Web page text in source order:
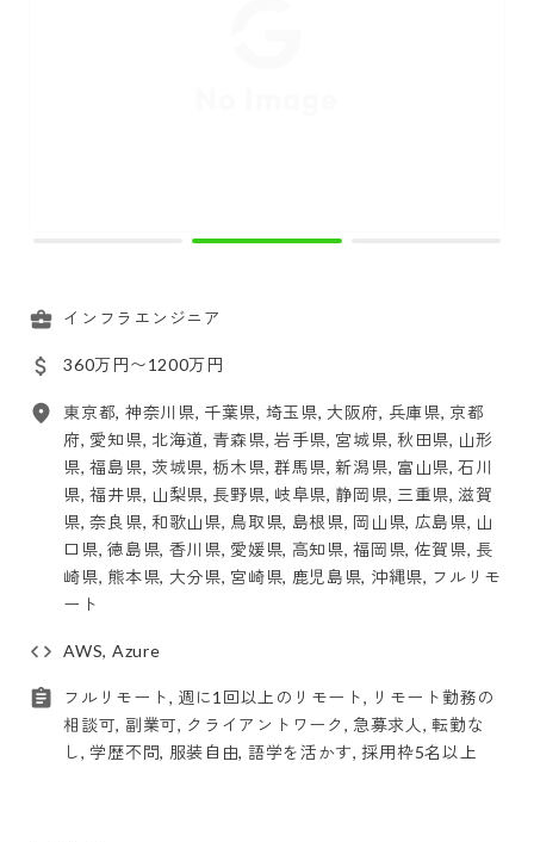
インフラエンジニア
360万円〜1200万円
東京都, 神奈川県, 千葉県, 埼玉県, 大阪府, 兵庫県, 京都
府, 愛知県, 北海道, 青森県, 岩手県, 宮城県, 秋田県, 山形
県, 福島県, 茨城県, 栃木県, 群馬県, 新潟県, 富山県, 石川
県, 福井県, 山梨県, 長野県, 岐阜県, 静岡県, 三重県, 滋賀
県, 奈良県, 和歌山県, 鳥取県, 島根県, 岡山県, 広島県, 山
口県, 徳島県, 香川県, 愛媛県, 高知県, 福岡県, 佐賀県, 長
崎県, 熊本県, 大分県, 宮崎県, 鹿児島県, 沖縄県, フルリモ
ート
AWS, Azure
フルリモート, 週に1回以上のリモート, リモート勤務の
相談可, 副業可, クライアントワーク, 急募求人, 転勤な
し, 学歴不問, 服装自由, 語学を活かす, 採用枠5名以上